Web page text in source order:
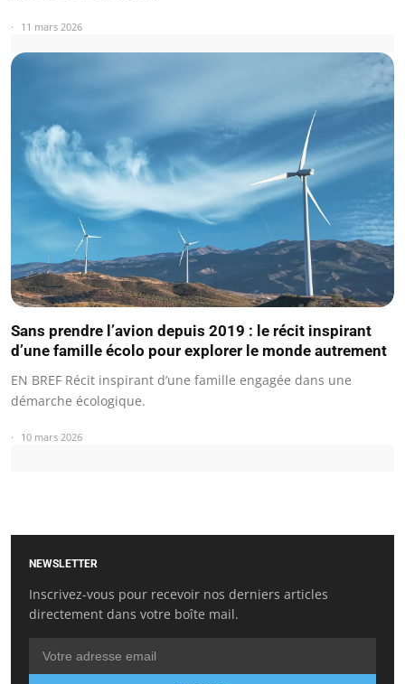
11 mars 2026
Sans prendre l’avion depuis 2019 : le récit inspirant
d’une famille écolo pour explorer le monde autrement
EN BREF Récit inspirant d’une famille engagée dans une
démarche écologique.
10 mars 2026
NEWSLETTER
Inscrivez-vous pour recevoir nos derniers articles
directement dans votre boîte mail.